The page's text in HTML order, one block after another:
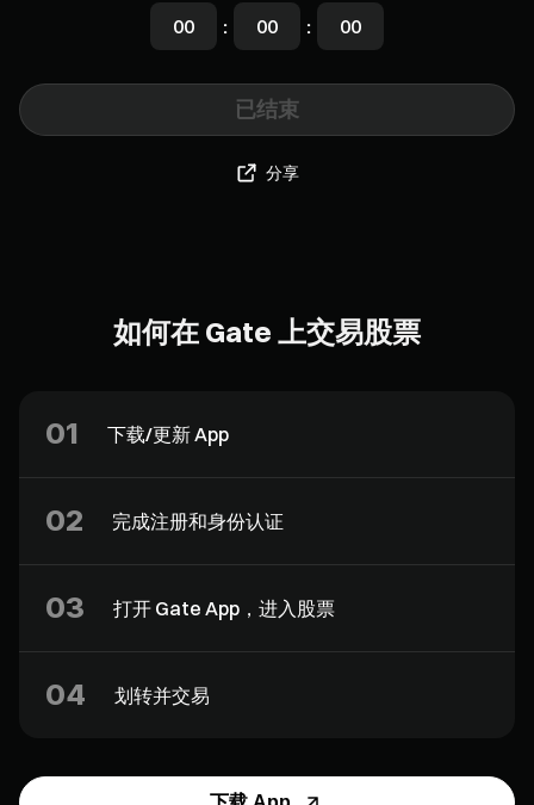
00 : 00 : 00
已结束
分享
如何在 Gate 上交易股票
01 下载/更新 App
02 完成注册和身份认证
03 打开 Gate App，进入股票
04 划转并交易